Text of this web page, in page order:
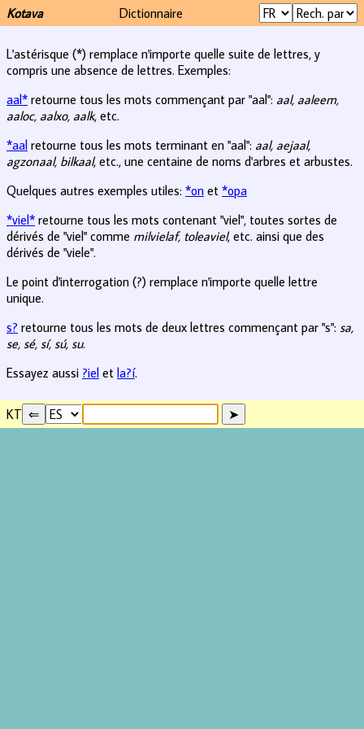
Kotava Dictionnaire
L'astérisque (*) remplace n'importe quelle suite de lettres, y
compris une absence de lettres. Exemples:
aal* retourne tous les mots commençant par "aal": aal, aaleem,
aaloc, aalxo, aalk, etc.
*aal retourne tous les mots terminant en "aal": aal, aejaal,
agzonaal, bilkaal, etc., une centaine de noms d'arbres et arbustes.
Quelques autres exemples utiles: *on et *opa
*viel* retourne tous les mots contenant "viel", toutes sortes de
dérivés de "viel" comme milvielaf, toleaviel, etc. ainsi que des
dérivés de "viele".
Le point d'interrogation (?) remplace n'importe quelle lettre
unique.
s? retourne tous les mots de deux lettres commençant par "s": sa,
se, sé, sí, sú, su.
Essayez aussi ?iel et la?í.
KT